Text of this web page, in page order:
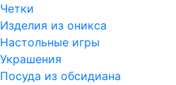
Четки
Изделия из оникса
Настольные игры
Украшения
Посуда из обсидиана